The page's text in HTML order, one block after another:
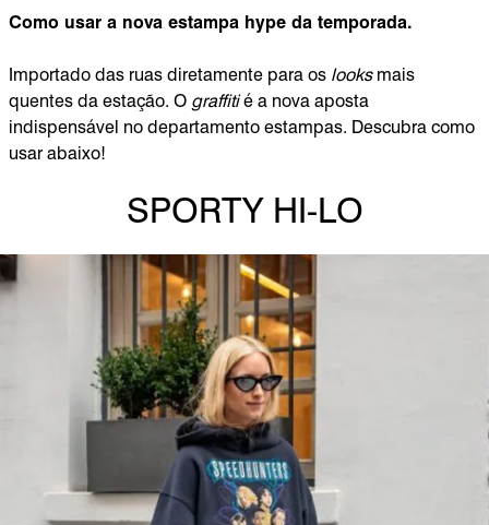
Como usar a nova estampa hype da temporada.
Importado das ruas diretamente para os looksmais
quentes da estação. O graffitié a nova aposta
indispensável no departamento estampas. Descubra como
usar abaixo!
SPORTY HI-LO